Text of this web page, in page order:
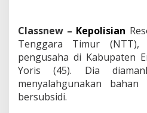
s
i
d
u
n
Classnew – Kepolisian
Tenggara Timur (NTT),
pengusaha di Kabupaten
Yoris (45). Dia
menyalahgunakan
bersubsidi.